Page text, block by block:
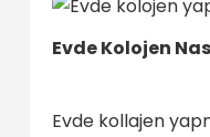
Evde Kolojen
Evde kollajen